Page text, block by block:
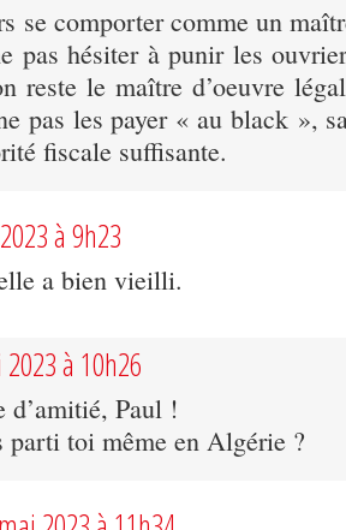
se comporter comme un
pas hésiter à punir les
reste le maître d’oeuvre
pas les payer « au black »,
fiscale suffisante.
à 9h23
a bien vieilli.
à 10h26
d’amitié, Paul !
parti toi même en Algérie ?